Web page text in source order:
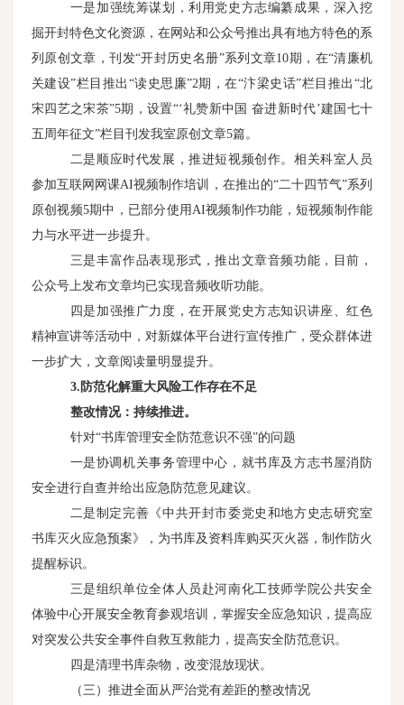
一是加强统筹谋划，利用党史方志编纂成果，深入挖
掘开封特色文化资源，在网站和公众号推出具有地方特色的系
列原创文章，刊发“开封历史名册”系列文章10期，在“清廉机
关建设”栏目推出“读史思廉”2期，在“汴梁史话”栏目推出“北
宋四艺之宋茶”5期，设置“‘礼赞新中国 奋进新时代’建国七十
五周年征文”栏目刊发我室原创文章5篇。
二是顺应时代发展，推进短视频创作。相关科室人员
参加互联网网课AI视频制作培训，在推出的“二十四节气”系列
原创视频5期中，已部分使用AI视频制作功能，短视频制作能
力与水平进一步提升。
三是丰富作品表现形式，推出文章音频功能，目前，
公众号上发布文章均已实现音频收听功能。
四是加强推广力度，在开展党史方志知识讲座、红色
精神宣讲等活动中，对新媒体平台进行宣传推广，受众群体进
一步扩大，文章阅读量明显提升。
3. 防范化解重大风险工作存在不足
整改情况：持续推进。
针对“书库管理安全防范意识不强”的问题
一是协调机关事务管理中心，就书库及方志书屋消防
安全进行自查并给出应急防范意见建议。
二是制定完善《中共开封市委党史和地方史志研究室
书库灭火应急预案》，为书库及资料库购买灭火器，制作防火
提醒标识。
三是组织单位全体人员赴河南化工技师学院公共安全
体验中心开展安全教育参观培训，掌握安全应急知识，提高应
对突发公共安全事件自救互救能力，提高安全防范意识。
四是清理书库杂物，改变混放现状。
（三）推进全面从严治党有差距的整改情况